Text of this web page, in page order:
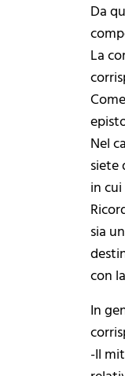
Da
La
Nel
siete
in
sia
con
In
-Il